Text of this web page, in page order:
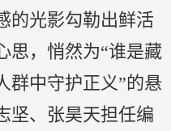
的光影勾勒出鲜活
思，悄然为“谁是藏
群中守护正义”的悬
坚、张昊天担任编